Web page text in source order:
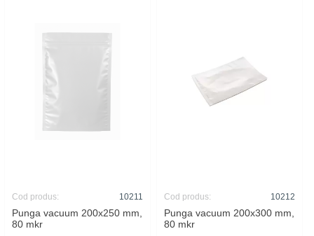
Punga vacuum 200x250 mm,
80 mkr
Cod produs: 10211
Punga vacuum 200x300 mm,
80 mkr
Cod produs: 10212